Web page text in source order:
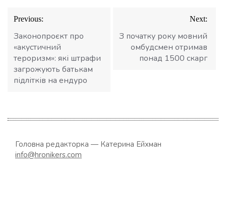
Навігація
записів
Previous:
Законопроєкт про
«акустичний
тероризм»: які штрафи
загрожують батькам
підлітків на ендуро
Next:
З початку року мовний
омбудсмен отримав
понад 1500 скарг
Головна редакторка — Катерина Ейхман
info@hronikers.com